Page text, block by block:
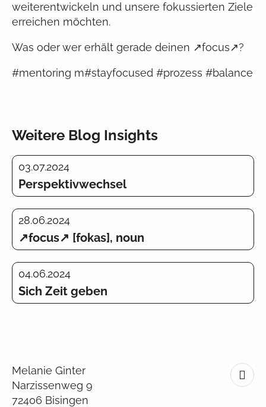
weiterentwickeln und unsere fokussierten Ziele
erreichen möchten.
Was oder wer erhält gerade deinen ↗focus↗?
#mentoring m#stayfocused #prozess #balance
Weitere Blog Insights
03.07.2024
Perspektivwechsel
28.06.2024
↗focus↗ [fokas], noun
04.06.2024
Sich Zeit geben
Melanie Ginter
Narzissenweg 9
72406 Bisingen